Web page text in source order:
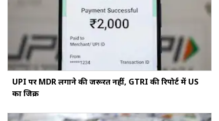
UPI पर MDR लगाने की जरूरत नहीं, GTRI की रिपोर्ट में US
का जिक्र